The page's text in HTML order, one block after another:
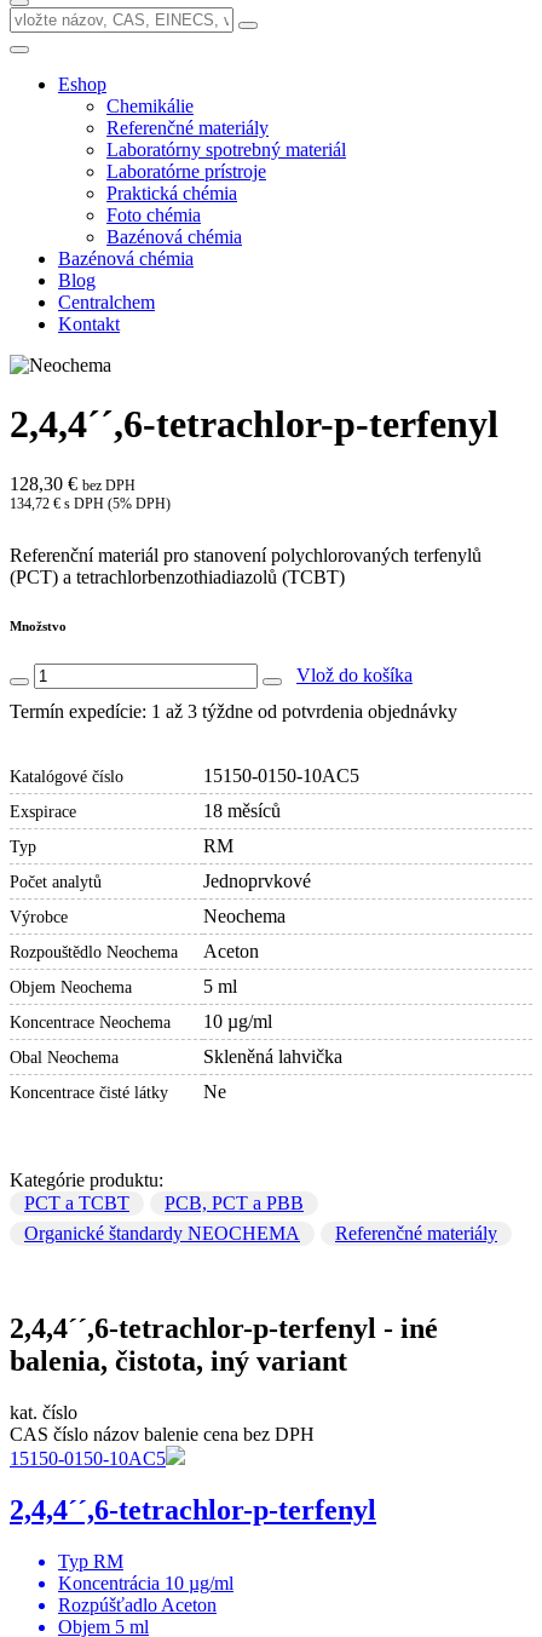
Eshop
Chemikálie
Referenčné materiály
Laboratórny spotrebný materiál
Laboratórne prístroje
Praktická chémia
Foto chémia
Bazénová chémia
Bazénová chémia
Blog
Centralchem
Kontakt
2,4,4´´,6-tetrachlor-p-terfenyl
128,30 € bez DPH
134,72 € s DPH (5% DPH)
Referenční materiál pro stanovení polychlorovaných terfenylů
(PCT) a tetrachlorbenzothiadiazolů (TCBT)
Množstvo
Vlož do košíka
Termín expedície: 1 až 3 týždne od potvrdenia objednávky
Katalógové číslo 15150-0150-10AC5
Exspirace 18 měsíců
Typ RM
Počet analytů Jednoprvkové
Výrobce Neochema
Rozpouštědlo Neochema Aceton
Objem Neochema 5 ml
Koncentrace Neochema 10 µg/ml
Obal Neochema Skleněná lahvička
Koncentrace čisté látky Ne
Kategórie produktu:
PCT a TCBT
PCB, PCT a PBB
Organické štandardy NEOCHEMA
Referenčné materiály
2,4,4´´,6-tetrachlor-p-terfenyl - iné
balenia, čistota, iný variant
kat. číslo
CAS číslo názov balenie cena bez DPH
15150-0150-10AC5
2,4,4´´,6-tetrachlor-p-terfenyl
Typ RM
Koncentrácia 10 µg/ml
Rozpúšťadlo Aceton
Objem 5 ml